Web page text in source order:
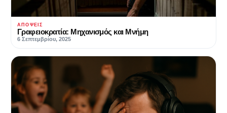
ΑΠΌΨΕΙΣ
Γραφειοκρατία: Μηχανισμός και Μνήμη
6 Σεπτεμβρίου, 2025